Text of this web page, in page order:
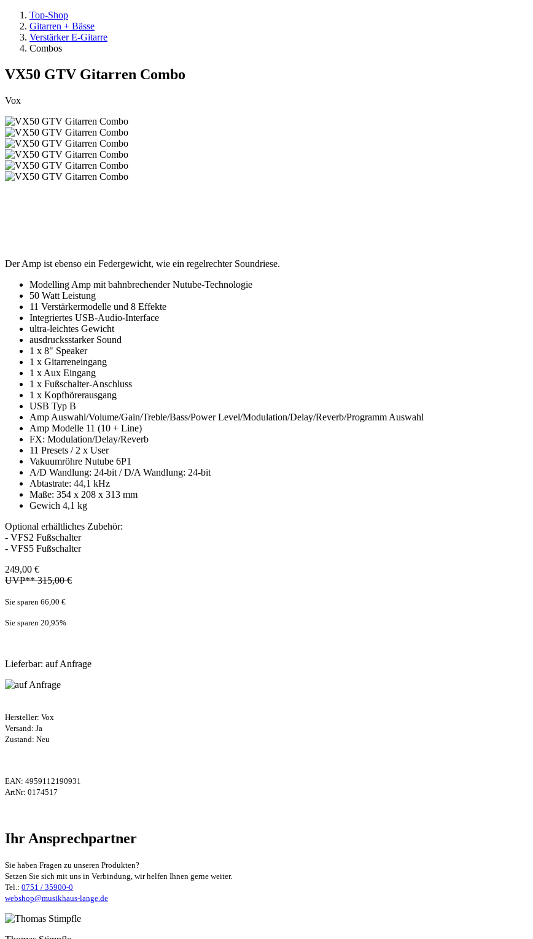
Top-Shop
Gitarren + Bässe
Verstärker E-Gitarre
Combos
VX50 GTV Gitarren Combo
Vox
Der Amp ist ebenso ein Federgewicht, wie ein regelrechter Soundriese.
Modelling Amp mit bahnbrechender Nutube-Technologie
50 Watt Leistung
11 Verstärkermodelle und 8 Effekte
Integriertes USB-Audio-Interface
ultra-leichtes Gewicht
ausdrucksstarker Sound
1 x 8" Speaker
1 x Gitarreneingang
1 x Aux Eingang
1 x Fußschalter-Anschluss
1 x Kopfhörerausgang
USB Typ B
Amp Auswahl/Volume/Gain/Treble/Bass/Power Level/Modulation/Delay/Reverb/Programm Auswahl
Amp Modelle 11 (10 + Line)
FX: Modulation/Delay/Reverb
11 Presets / 2 x User
Vakuumröhre Nutube 6P1
A/D Wandlung: 24-bit / D/A Wandlung: 24-bit
Abtastrate: 44,1 kHz
Maße: 354 x 208 x 313 mm
Gewich 4,1 kg
Optional erhältliches Zubehör:
- VFS2 Fußschalter
- VFS5 Fußschalter
249,00 €
UVP** 315,00 €
Sie sparen 66,00 €
Sie sparen 20,95%
Lieferbar: auf Anfrage
Hersteller: Vox
Versand: Ja
Zustand: Neu
EAN: 4959112190931
ArtNr: 0174517
Ihr Ansprechpartner
Sie haben Fragen zu unseren Produkten?
Setzen Sie sich mit uns in Verbindung, wir helfen Ihnen gerne weiter.
Tel.: 0751 / 35900-0
webshop@musikhaus-lange.de